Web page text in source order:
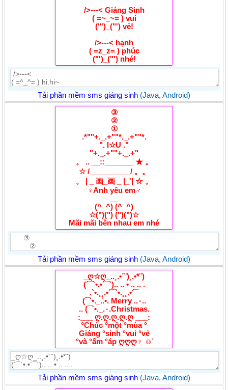
/>---< Giáng Sinh
( =~_~= ) vui
("')_("') vẻ!
/>---< hạnh
( =z_z= ) phúc
("')_("') nhé!
Tải phần mềm sms giáng sinh (Java, Android)
③
②
①
.*""+._.+""*._.+""*.
". I☆U ."
"+._.+""+._.+"
。 .. __::_______ ★ 。
☆ /__________/ 。。
。 | _ 画_画 _ |_'| ☆ 。
♀Anh yêu em♂
(^_^) (^_^)
☆(")(") (")(")☆
Mãi mãi bên nhau em nhé
Tải phần mềm sms giáng sinh (Java, Android)
_ღ☆ღ_..¸.•´¨)¸.•*¨)
(´¯`•.•´¯`).. .. • .. .. .
.`•.¸¸.•´¯`•.¸¸.•´¯
(¯`•._.̾.•. Merry ..۰..
.. (¯`•._.۰.Christmas.
:___ ღ.ღ.ღ.ღ.ღ ___:
°Chúc °một °mùa °
Giáng °sinh °vui °vẻ
°và °ấm °áp ֽღღღ♀ ☺̾
Tải phần mềm sms giáng sinh (Java, Android)